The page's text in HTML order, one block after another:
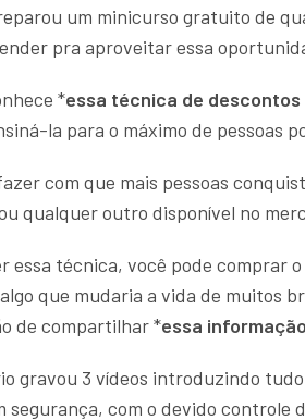
um minicurso gratuito de
pra aproveitar essa
*essa técnica de descontos
la para o máximo de pessoas
com que mais pessoas
qualquer outro disponível no
essa técnica, você pode comprar
que mudaria a vida de muitos
de compartilhar *essa informação
gravou 3 vídeos introduzindo
segurança, com o devido controle